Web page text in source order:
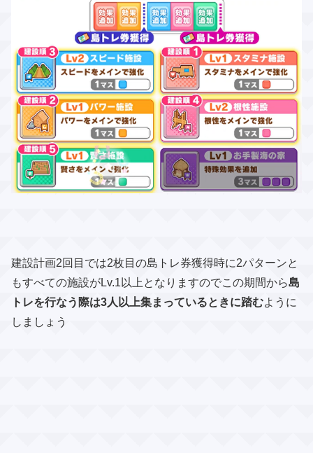
建設計画2回目では2枚目の島トレ券獲得時に2パターンと
もすべての施設がLv.1以上となりますのでこの期間から島
トレを行なう際は3人以上集まっているときに踏むように
しましょう